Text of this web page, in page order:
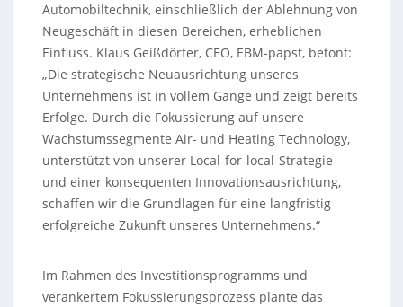
Automobiltechnik, einschließlich der Ablehnung von
Neugeschäft in diesen Bereichen, erheblichen
Einfluss. Klaus Geißdörfer, CEO, EBM-papst, betont:
„Die strategische Neuausrichtung unseres
Unternehmens ist in vollem Gange und zeigt bereits
Erfolge. Durch die Fokussierung auf unsere
Wachstumssegmente Air- und Heating Technology,
unterstützt von unserer Local-for-local-Strategie
und einer konsequenten Innovationsausrichtung,
schaffen wir die Grundlagen für eine langfristig
erfolgreiche Zukunft unseres Unternehmens.“
Im Rahmen des Investitionsprogramms und
verankertem Fokussierungsprozess plante das